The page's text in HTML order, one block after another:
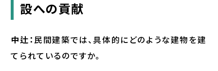
設への貢献
中辻：民間建築では、具体的にどのような建物を建
てられているのですか。